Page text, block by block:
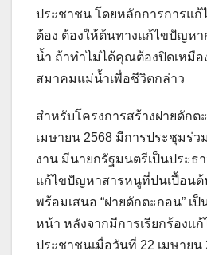
ประชาชน โดยหลักการการแ
ต้อง ต้องให้ต้นทางแก้ไขปัญห
น้ำ ถ้าทำไม่ได้คุณต้องปิดเหมือ
สมาคมแม่น้ำเพื่อชีวิตกล่าว
สำหรับโครงการสร้างฝายดักต
เมษายน 2568 มีการประชุมร่
งาน มีนายกรัฐมนตรีเป็นประธ
แก้ไขปัญหาสารหนูที่ปนเปื้อน
พร้อมเสนอ “ฝายดักตะกอน” เป็
หน้า หลังจากมีการเรียกร้องแ
ประชาชนเมื่อวันที่ 22 เมษายน